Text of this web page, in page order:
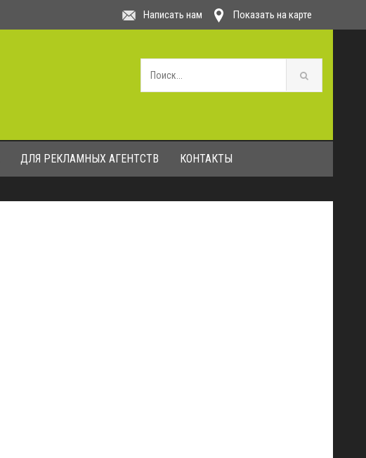
Написать нам Показать на карте
ДЛЯ РЕКЛАМНЫХ АГЕНТСТВ КОНТАКТЫ